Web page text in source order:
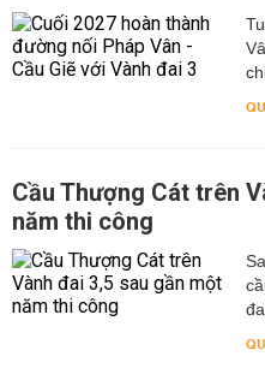
Cầu Thượng Cát trên
năm thi công